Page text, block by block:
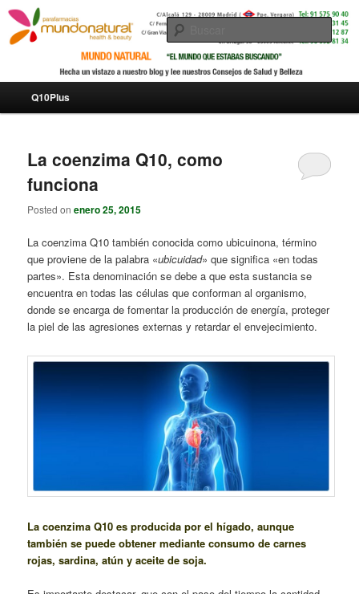
Menú principal
Ir al contenido principal
Ir al contenido secundario
Q10Plus
La coenzima Q10, como
funciona
Posted onenero 25, 2015
La coenzima Q10 también conocida como ubicuinona, término
que proviene de la palabra «ubicuidad» que significa «en todas
partes». Esta denominación se debe a que esta sustancia se
encuentra en todas las células que conforman al organismo,
donde se encarga de fomentar la producción de energía, proteger
la piel de las agresiones externas y retardar el envejecimiento.
La coenzima Q10 es producida por el hígado, aunque
también se puede obtener mediante consumo de carnes
rojas, sardina, atún y aceite de soja.